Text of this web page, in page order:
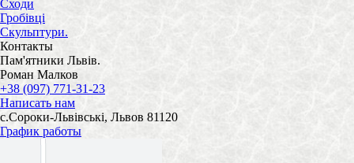
Сходи
Гробівці
Скульптури.
Контакты
Пам'ятники Львів.
Роман Малков
+38 (097) 771-31-23
Написать нам
с.Сороки-Львівські, Львов 81120
График работы